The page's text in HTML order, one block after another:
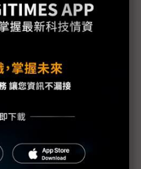
後續力看2個指標
潮？ 電信業者看好戲還在
保守看待全球銷量
iPhone 16系列銷量